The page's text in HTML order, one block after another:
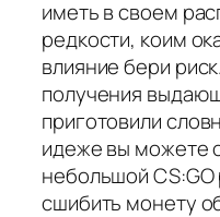
иметь в своем
редкости, коим
влияние бери
получения
приготовили
идеже вы можете
небольшой
сшибить монету